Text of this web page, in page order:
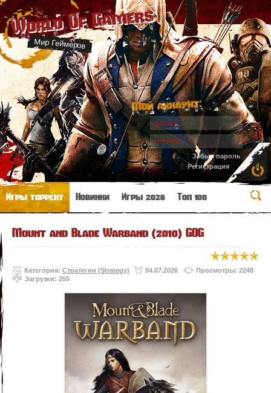
World Of Gamers
Мир Геймеров
Мой аккаунт:
Забыл пароль
Регистрация
Игры торрент Новинки Игры 2026 Топ 100
Mount and Blade Warband (2010) GOG
Категория: Стратегии (Strategy) 04.07.2026
Просмотры: 2248
Загрузки: 255